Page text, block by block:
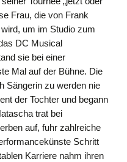
Frau, die von Frank
um im Studio zum
DC Musical
sie bei einer
Mal auf der Bühne. Die
Sängerin zu werden nie
der Tochter und begann
trat bei
auf, fuhr zahlreiche
Schritt
Karriere nahm ihren